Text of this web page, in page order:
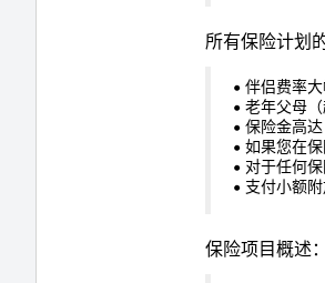
所有保险计划
• 伴侣费率
• 老年父母
• 保险金高
• 如果您在
• 对于任何
• 支付小额
保险项目概述：